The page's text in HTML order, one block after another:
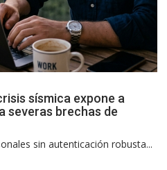
sísmica expone a
severas brechas de
sin autenticación robusta...